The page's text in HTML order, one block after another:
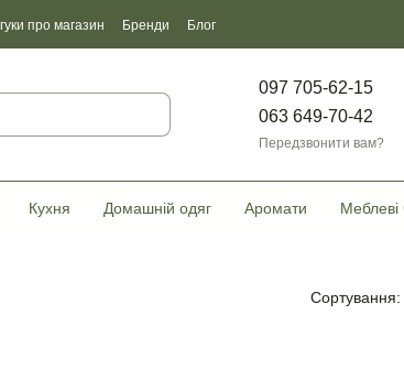
про магазин Бренди
Блог
097 705-62-15
063 649-70-42
Передзвонити вам?
Кухня Домашній одяг Аромати Меблеві
Сортування: